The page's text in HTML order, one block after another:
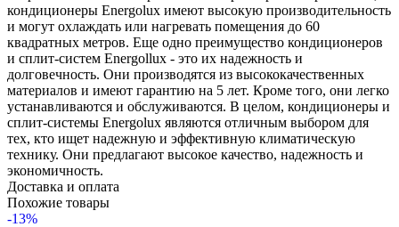
кондиционеры Energolux имеют высокую производительность
и могут охлаждать или нагревать помещения до 60
квадратных метров. Еще одно преимущество кондиционеров
и сплит-систем Energollux - это их надежность и
долговечность. Они производятся из высококачественных
материалов и имеют гарантию на 5 лет. Кроме того, они легко
устанавливаются и обслуживаются. В целом, кондиционеры и
сплит-системы Energolux являются отличным выбором для
тех, кто ищет надежную и эффективную климатическую
технику. Они предлагают высокое качество, надежность и
экономичность.
Доставка и оплата
Похожие товары
-13%